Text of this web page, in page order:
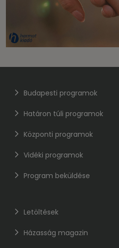
Budapesti programok
Határon túli programok
Központi programok
Vidéki programok
Program beküldése
Letöltések
Házasság magazin